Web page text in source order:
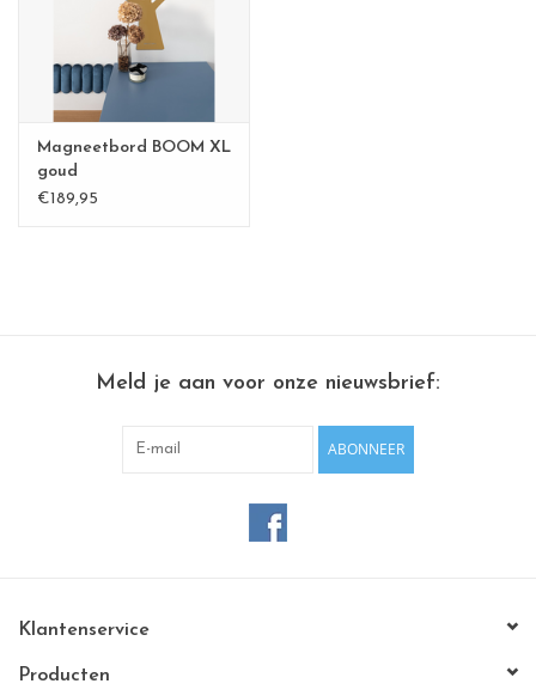
Magneetbord BOOM XL
goud
€189,95
Meld je aan voor onze nieuwsbrief:
ABONNEER
Klantenservice
Producten